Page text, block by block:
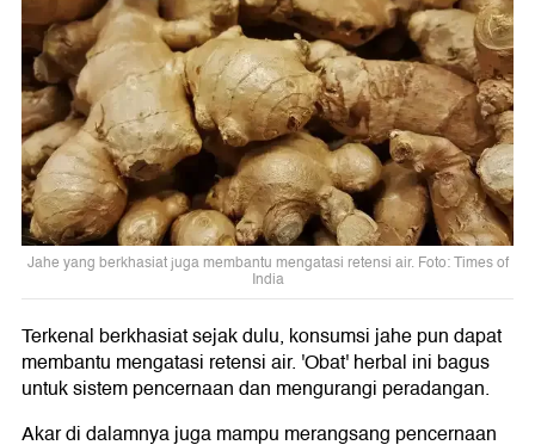
Jahe yang berkhasiat juga membantu mengatasi retensi air. Foto: Times of
India
Terkenal berkhasiat sejak dulu, konsumsi jahe pun dapat
membantu mengatasi retensi air. 'Obat' herbal ini bagus
untuk sistem pencernaan dan mengurangi peradangan.
Akar di dalamnya juga mampu merangsang pencernaan